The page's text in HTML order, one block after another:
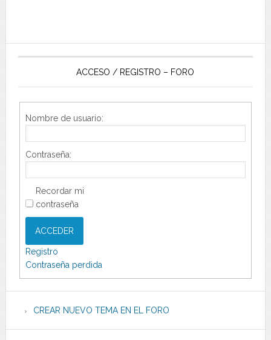
ACCESO / REGISTRO – FORO
Nombre de usuario:
Contraseña:
Recordar mi
contraseña
ACCEDER
Registro
Contraseña perdida
CREAR NUEVO TEMA EN EL FORO